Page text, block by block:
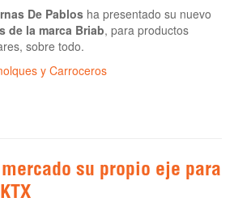
De Pablos ha presentado su nuevo
de la marca Briab, para productos
sobre todo.
y Carroceros
su propio eje para